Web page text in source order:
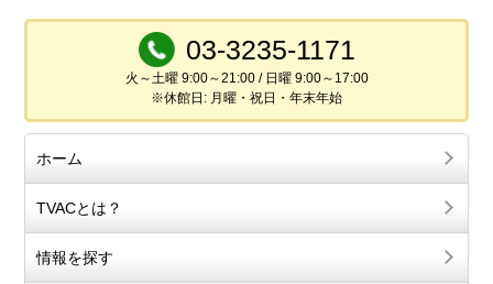
03-3235-1171
火～土曜 9:00～21:00 / 日曜 9:00～17:00
※休館日: 月曜・祝日・年末年始
ホーム
TVACとは？
情報を探す